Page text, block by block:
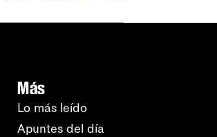
Más
Lo más leído
Apuntes del día